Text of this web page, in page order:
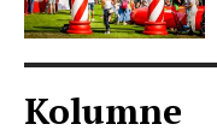
Kolumne